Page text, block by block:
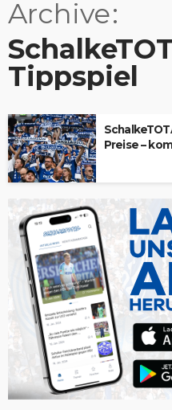
Archive
Tippspiel
Preise –